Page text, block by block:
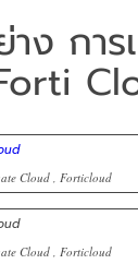
ง การ
Cloud , Forticloud
Cloud , Forticloud